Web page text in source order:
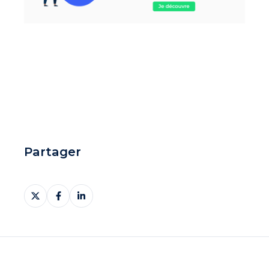
Partager
Partager
sur
Partager
sur
Partager
sur